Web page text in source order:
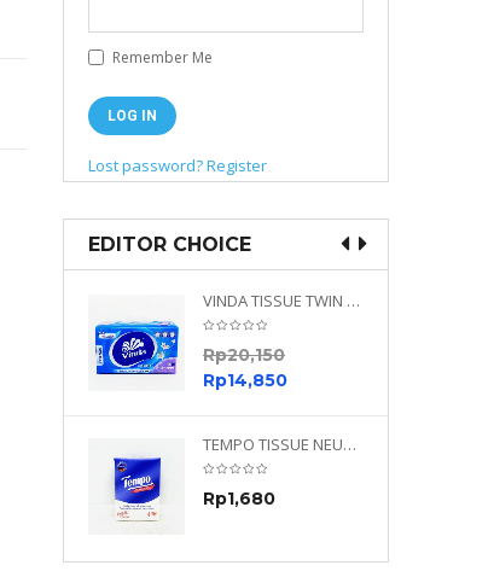
Remember Me
Lost password?Register
EDITOR CHOICE
VINDA TISSUE TWIN PACK 2 X 330 S
Rp20,150
Rp14,850
TEMPO TISSUE NEUTRAL PETIT 4PLY
Rp1,680